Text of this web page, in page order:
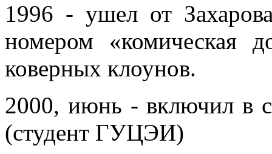
1996 - ушел от
номером «комическая
коверных клоунов.
2000, июнь - включил в
(студент ГУЦЭИ)